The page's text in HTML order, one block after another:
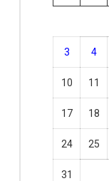
3 4
10 11
17 18
24 25
31